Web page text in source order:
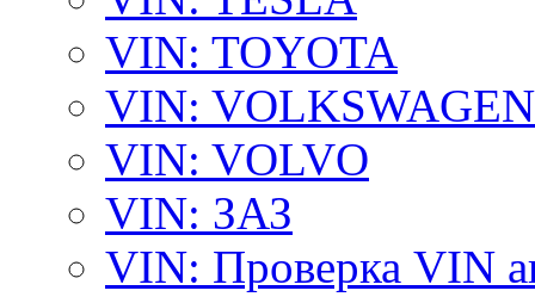
VIN: TOYOTA
VIN: VOLKSWAGEN
VIN: VOLVO
VIN: ЗАЗ
VIN: Проверка VIN